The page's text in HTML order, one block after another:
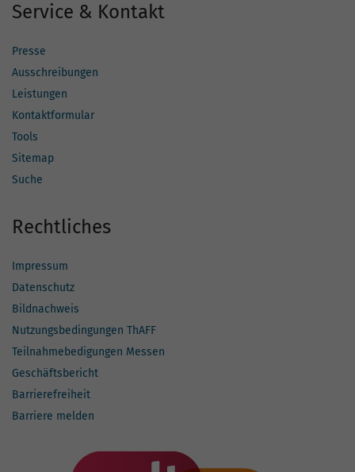
Service & Kontakt
Presse
Ausschreibungen
Leistungen
Kontaktformular
Tools
Sitemap
Suche
Rechtliches
Impressum
Datenschutz
Bildnachweis
Nutzungsbedingungen ThAFF
Teilnahmebedigungen Messen
Geschäftsbericht
Barrierefreiheit
Barriere melden